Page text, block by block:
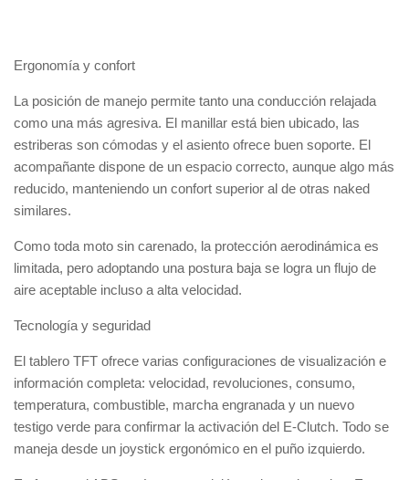
Ergonomía y confort
La posición de manejo permite tanto una conducción relajada
como una más agresiva. El manillar está bien ubicado, las
estriberas son cómodas y el asiento ofrece buen soporte. El
acompañante dispone de un espacio correcto, aunque algo más
reducido, manteniendo un confort superior al de otras naked
similares.
Como toda moto sin carenado, la protección aerodinámica es
limitada, pero adoptando una postura baja se logra un flujo de
aire aceptable incluso a alta velocidad.
Tecnología y seguridad
El tablero TFT ofrece varias configuraciones de visualización e
información completa: velocidad, revoluciones, consumo,
temperatura, combustible, marcha engranada y un nuevo
testigo verde para confirmar la activación del E-Clutch. Todo se
maneja desde un joystick ergonómico en el puño izquierdo.